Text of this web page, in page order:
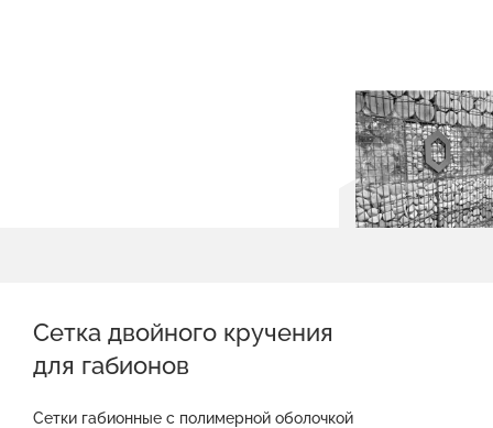
Сетка двойного кручения
для габионов
Сетки габионные с полимерной оболочкой